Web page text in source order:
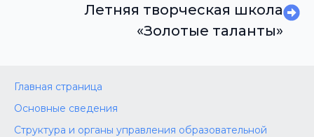
Летняя творческая школа
«Золотые таланты»
Главная страница
Основные сведения
Структура и органы управления образовательной